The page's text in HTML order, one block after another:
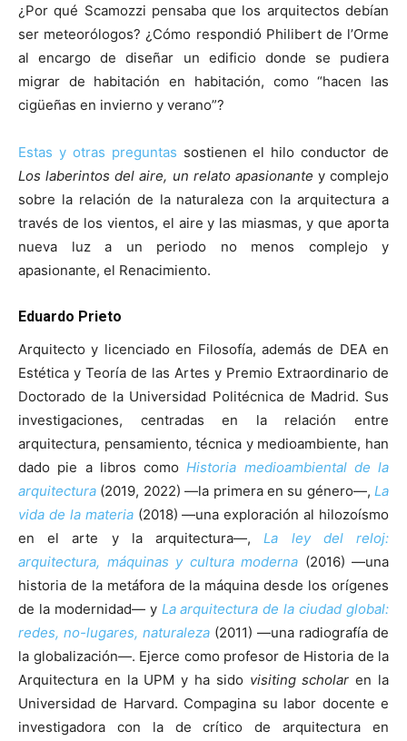
¿Por qué Scamozzi pensaba que los arquitectos debían
ser meteorólogos? ¿Cómo respondió Philibert de l’Orme
al encargo de diseñar un edificio donde se pudiera
migrar de habitación en habitación, como “hacen las
cigüeñas en invierno y verano”?
Estas y otras preguntas sostienen el hilo conductor de
Los laberintos del aire, un relato apasionante y complejo
sobre la relación de la naturaleza con la arquitectura a
través de los vientos, el aire y las miasmas, y que aporta
nueva luz a un periodo no menos complejo y
apasionante, el Renacimiento.
Eduardo Prieto
Arquitecto y licenciado en Filosofía, además de DEA en
Estética y Teoría de las Artes y Premio Extraordinario de
Doctorado de la Universidad Politécnica de Madrid. Sus
investigaciones, centradas en la relación entre
arquitectura, pensamiento, técnica y medioambiente, han
dado pie a libros comoHistoria medioambiental de la
arquitectura (2019, 2022) —la primera en su género—, La
vida de la materia(2018) —una exploración al hilozoísmo
en el arte y la arquitectura—,La ley del reloj:
arquitectura, máquinas y cultura moderna (2016) —una
historia de la metáfora de la máquina desde los orígenes
de la modernidad— y La arquitectura de la ciudad global:
redes, no-lugares, naturaleza (2011) —una radiografía de
la globalización—. Ejerce como profesor de Historia de la
Arquitectura en la UPM y ha sido visiting scholar en la
Universidad de Harvard. Compagina su labor docente e
investigadora con la de crítico de arquitectura en